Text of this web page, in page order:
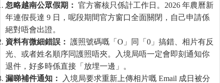
忽略越南公眾假期： 官方審核只係計工作日。2026 年農曆新
年連假長達 9 日，呢段期間官方窗口全面關閉，自己申請係
絕對唔會出證。
資料有微細錯誤： 護照號碼嘅「O」同「0」搞錯、相片有反
光、或者姓名順序同護照唔夾。入境局唔一定會即刻通知你
退件，好多時係直接「放埋一邊」。
漏睇補件通知：
入境局要求重新上傳相片嘅 Email 成日被分